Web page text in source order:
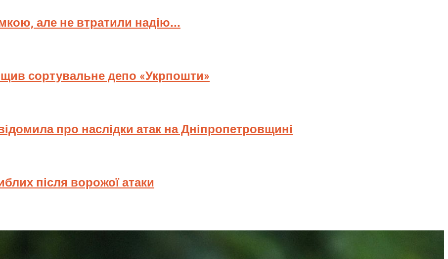
але не втратили надію...
сортувальне депо «Укрпошти»
про наслідки атак на Дніпропетровщині
після ворожої атаки